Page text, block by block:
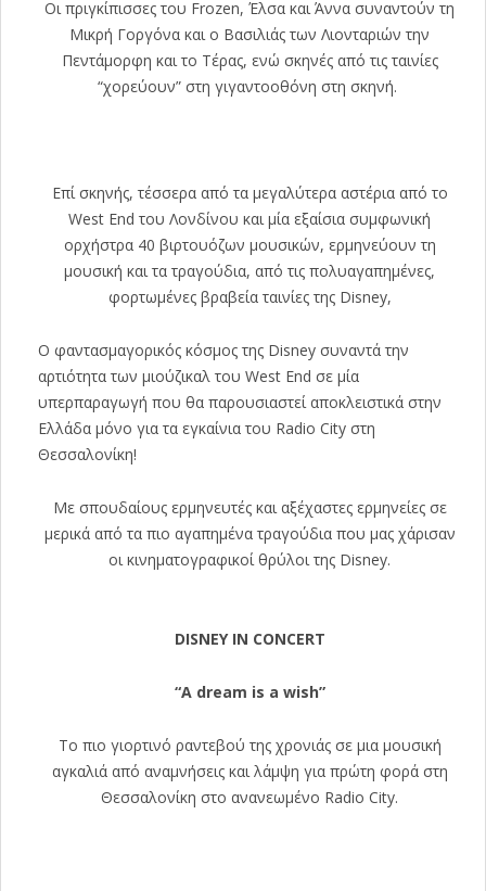
Oι πριγκίπισσες του Frozen, Έλσα και Άννα συναντούν τη
Μικρή Γοργόνα και ο Βασιλιάς των Λιονταριών την
Πεντάμορφη και το Τέρας, ενώ σκηνές από τις ταινίες
“χορεύουν” στη γιγαντοοθόνη στη σκηνή.
Επί σκηνής, τέσσερα από τα μεγαλύτερα αστέρια από το
West End του Λονδίνου και μία εξαίσια συμφωνική
ορχήστρα 40 βιρτουόζων μουσικών, ερμηνεύουν τη
μουσική και τα τραγούδια, από τις πολυαγαπημένες,
φορτωμένες βραβεία ταινίες της Disney,
O φαντασμαγορικός κόσμος της Disney συναντά την
αρτιότητα των μιούζικαλ του West End σε μία
υπερπαραγωγή που θα παρουσιαστεί αποκλειστικά στην
Ελλάδα μόνο για τα εγκαίνια του Radio City στη
Θεσσαλονίκη!
Με σπουδαίους ερμηνευτές και αξέχαστες ερμηνείες σε
μερικά από τα πιο αγαπημένα τραγούδια που μας χάρισαν
οι κινηματογραφικοί θρύλοι της Disney.
DISNEY IN CONCERT
“A dream is a wish”
Το πιο γιορτινό ραντεβού της χρονιάς σε μια μουσική
αγκαλιά από αναμνήσεις και λάμψη για πρώτη φορά στη
Θεσσαλονίκη στο ανανεωμένο Radio City.